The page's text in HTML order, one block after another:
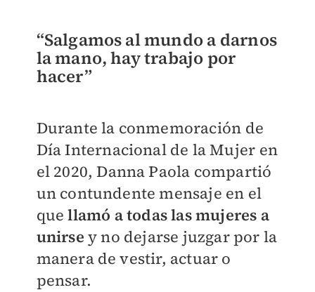
“Salgamos al mundo a darnos
la mano, hay trabajo por
hacer”
Durante la conmemoración de
Día Internacional de la Mujer en
el 2020, Danna Paola compartió
un contundente mensaje en el
que llamó a todas las mujeres a
unirse y no dejarse juzgar por la
manera de vestir, actuar o
pensar.